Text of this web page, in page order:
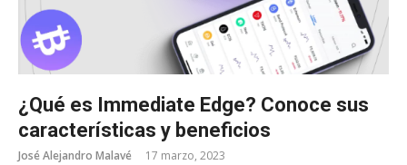
¿Qué es Immediate Edge? Conoce sus
características y beneficios
José Alejandro Malavé 17 marzo, 2023